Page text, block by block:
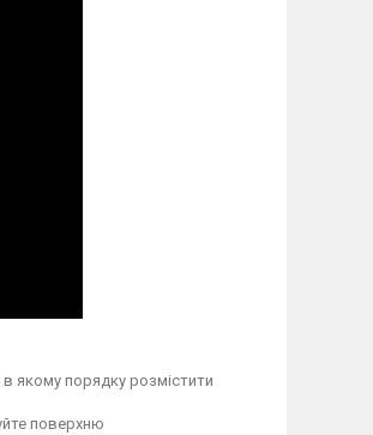
якому порядку розмістити
поверхню